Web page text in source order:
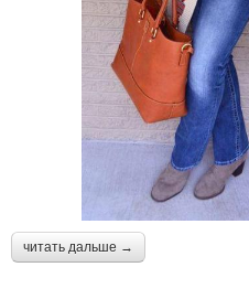
читать дальше →